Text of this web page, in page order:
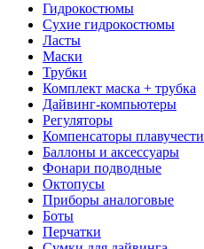
Гидрокостюмы
Сухие гидрокостюмы
Ласты
Маски
Трубки
Комплект маска + трубка
Дайвинг-компьютеры
Регуляторы
Компенсаторы плавучести
Баллоны и аксессуары
Фонари подводные
Октопусы
Приборы аналоговые
Боты
Перчатки